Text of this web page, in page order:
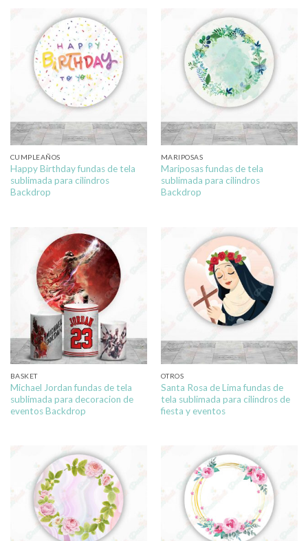
CUMPLEAÑOS
Happy Birthday fundas de tela
sublimada para cilindros
Backdrop
MARIPOSAS
Mariposas fundas de tela
sublimada para cilindros
Backdrop
BASKET
Michael Jordan fundas de tela
sublimada para decoracion de
eventos Backdrop
OTROS
Santa Rosa de Lima fundas de
tela sublimada para cilindros de
fiesta y eventos